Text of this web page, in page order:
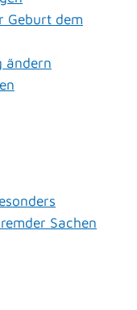
Geburt dem
ändern
Sachen